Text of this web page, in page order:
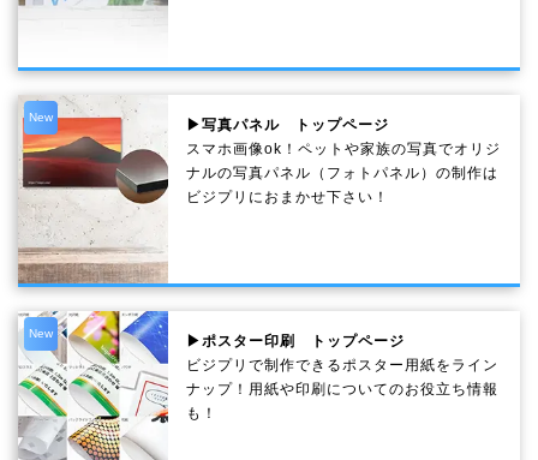
New
▶写真パネル トップページ
スマホ画像ok！ペットや家族の写真でオリジ
ナルの写真パネル（フォトパネル）の制作は
ビジプリにおまかせ下さい！
New
▶ポスター印刷 トップページ
ビジプリで制作できるポスター用紙をライン
ナップ！用紙や印刷についてのお役立ち情報
も！